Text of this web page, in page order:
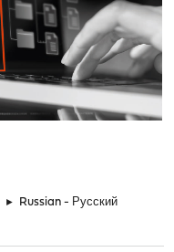
► Russian - Русский